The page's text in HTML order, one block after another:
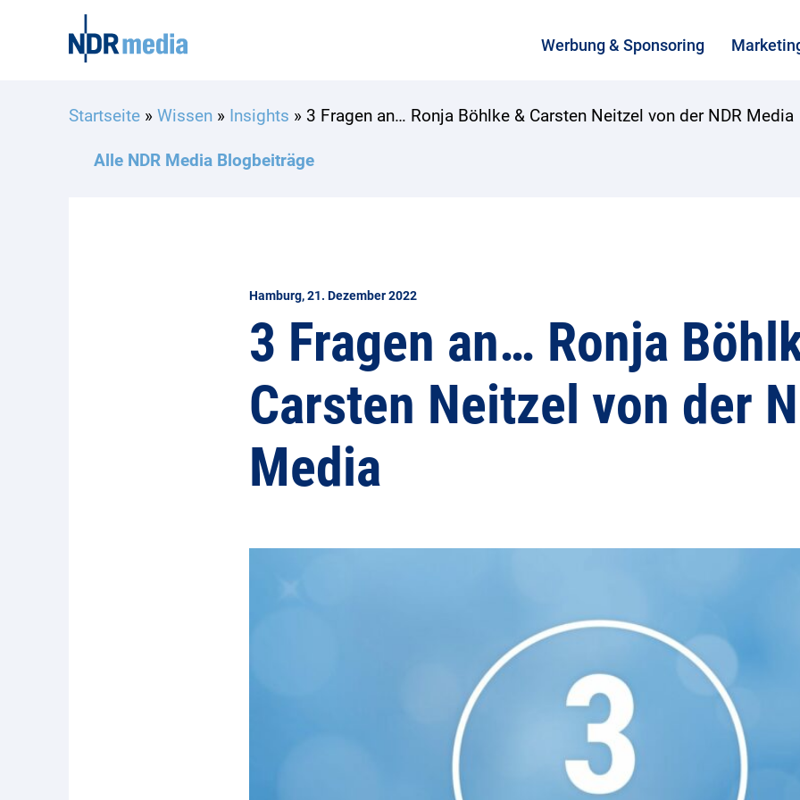
Werbung & Sponsoring
Startseite » Wissen » Insights » 3 Fragen an… Ronja Böhlke & Carsten Neitzel von der NDR Media
Alle NDR Media Blogbeiträge
Hamburg, 21. Dezember 2022
3 Fragen an… Ronja
Carsten Neitzel von der
Media